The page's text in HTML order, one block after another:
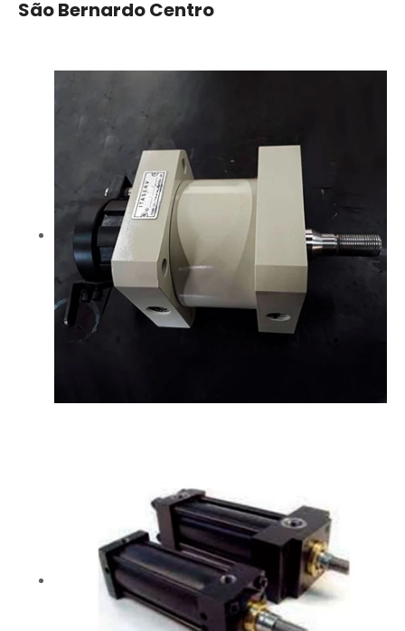
São Bernardo Centro